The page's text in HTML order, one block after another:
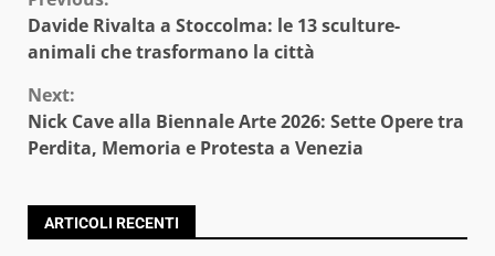
Reading
Davide Rivalta a Stoccolma: le 13 sculture-
animali che trasformano la città
Next:
Nick Cave alla Biennale Arte 2026: Sette Opere tra
Perdita, Memoria e Protesta a Venezia
ARTICOLI RECENTI